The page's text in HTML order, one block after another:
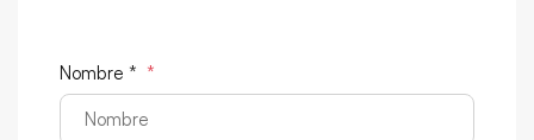
Nombre * *